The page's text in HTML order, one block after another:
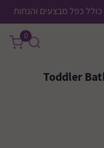
כפל מבצעים והנחות
0